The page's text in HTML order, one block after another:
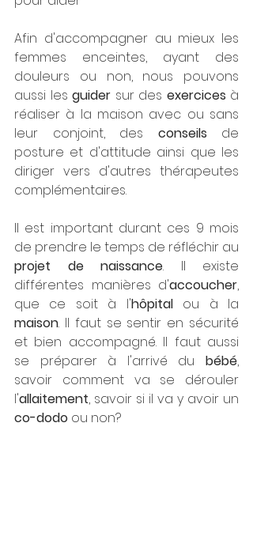
Afin d'accompagner au mieux les
femmes enceintes, ayant des
douleurs ou non, nous pouvons
aussi les guider sur des exercices à
réaliser à la maison avec ou sans
leur conjoint, des conseils de
posture et d'attitude ainsi que les
diriger vers d'autres thérapeutes
complémentaires.
Il est important durant ces 9 mois
projet de naissance. Il existe
différentes manières d'accoucher,
que ce soit à l'hôpital
maison. Il faut se sentir en sécurité
et bien accompagné. Il faut aussi
se préparer à l'arrivé du bébé,
savoir comment va se dérouler
l'allaitement
co-dodo ou non?